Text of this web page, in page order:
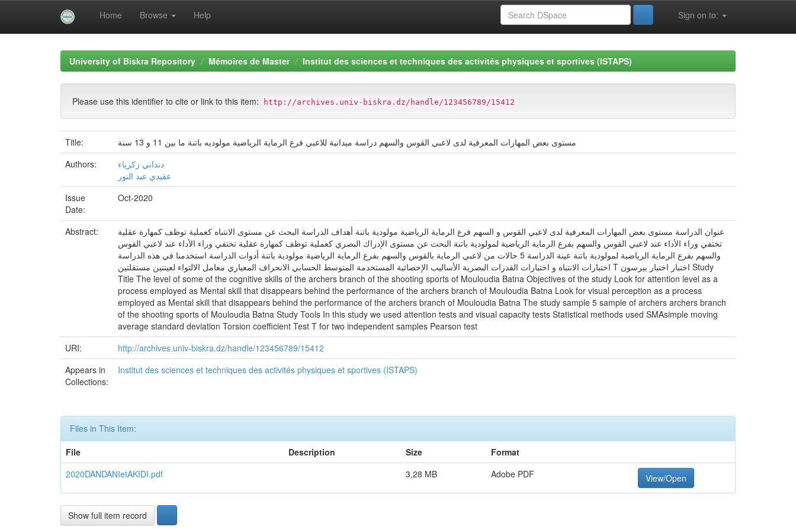
Home Browse Help Sign on to:
University of Biskra Repository Mémoires de Master Institut des sciences et techniques des activités physiques et sportives (ISTAPS)
Please use this identifier to cite or link to this item: http://archives.univ-biskra.dz/handle/123456789/15412
Title:
مستوى بعض المهارات المعرفية لدى لاعبي القوس والسهم دراسة ميدانية للاعبي فرع الرماية الرياضية مولوديه باتنة ما بين 11 و 13 سنة
Authors:
دنداني زكرياء
عقيدي عبد النور
Issue
Date:
Oct-2020
Abstract:
عنوان الدراسة مستوى بعض المهارات المعرفية لدى لاعبي القوس و السهم فرع الرماية الرياضية مولودية باتنة أهداف الدراسة البحث عن مستوى الانتباه كعملية توظف كمهارة عقلية
تختفي وراء الأداء عند لاعبي القوس والسهم بفرع الرماية الرياضية لمولودية باتنة البحث عن مستوى الإدراك البصري كعملية توظف كمهارة عقلية تختفي وراء الأداء عند لاعبي القوس
والسهم بفرع الرماية الرياضية لمولودية باتنة عينة الدراسة 5 حالات من لاعبي الرماية بالقوس والسهم بفرع الرماية الرياضية مولودية باتنة أدوات الدراسة استخدمنا في هذه الدراسة
اختبارات الانتباه و اختبارات القدرات البصرية الأساليب الإحصائية المستخدمة المتوسط الحسابي الانحراف المعياري معامل الالتواء لعينتين مستقلتين T اختبار اختبار بيرسون Study
Title The level of some of the cognitive skills of the archers branch of the shooting sports of Mouloudia Batna Objectives of the study Look for attention level as a
process employed as Mental skill that disappears behind the performance of the archers branch of Mouloudia Batna Look for visual perception as a process
employed as Mental skill that disappears behind the performance of the archers branch of Mouloudia Batna The study sample 5 sample of archers archers branch
of the shooting sports of Mouloudia Batna Study Tools In this study we used attention tests and visual capacity tests Statistical methods used SMAsimple moving
average standard deviation Torsion coefficient Test T for two independent samples Pearson test
URI:
http://archives.univ-biskra.dz/handle/123456789/15412
Appears in
Collections:
Institut des sciences et techniques des activités physiques et sportives (ISTAPS)
Files in This Item:
File
Description Size
Format
2020DANDANIetAKIDI.pdf
3,28 MB Adobe PDF View/Open
Show full item record